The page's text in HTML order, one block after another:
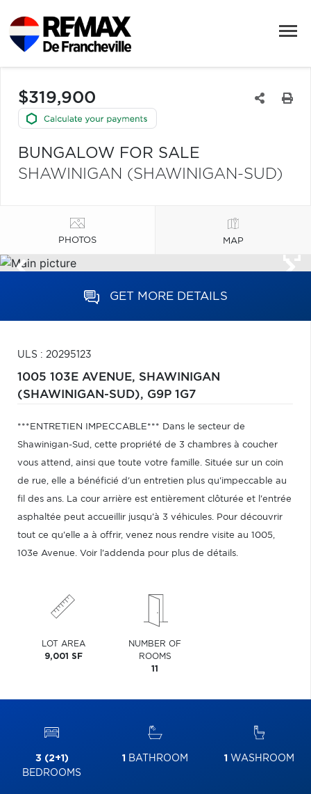
$319,900
BUNGALOW FOR SALE
SHAWINIGAN (SHAWINIGAN-SUD)
PHOTOS MAP
GET MORE DETAILS
ULS : 20295123
1005 103E AVENUE, SHAWINIGAN
(SHAWINIGAN-SUD), G9P 1G7
***ENTRETIEN IMPECCABLE*** Dans le secteur de
Shawinigan-Sud, cette propriété de 3 chambres à coucher
vous attend, ainsi que toute votre famille. Située sur un coin
de rue, elle a bénéficié d'un entretien plus qu'impeccable au
fil des ans. La cour arrière est entièrement clôturée et l'entrée
asphaltée peut accueillir jusqu'à 3 véhicules. Pour découvrir
tout ce qu'elle a à offrir, venez nous rendre visite au 1005,
103e Avenue. Voir l'addenda pour plus de détails.
LOT AREA
9,001 SF
NUMBER OF
ROOMS
11
3 (2+1)
BEDROOMS
1 BATHROOM 1 WASHROOM